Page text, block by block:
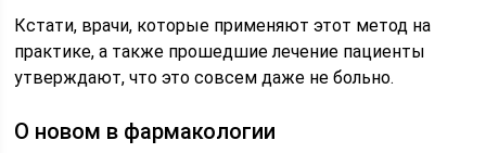
Кстати, врачи, которые применяют этот метод на
практике, а также прошедшие лечение пациенты
утверждают, что это совсем даже не больно.
О новом в фармакологии